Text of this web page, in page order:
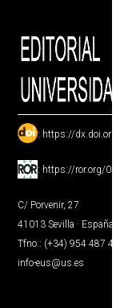
: https://
: https://ror.org/
C/ Porvenir, 27
41013 Sevilla · España
Tfno.: (+34) 954 487
info-eus@us.es